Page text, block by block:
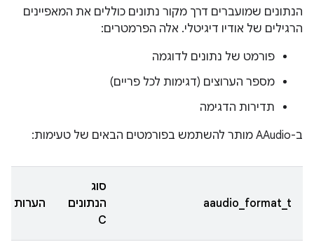
הנתונים שמועברים דרך מקור נתונים כוללים את המאפיינים
הרגילים של אודיו דיגיטלי. אלה הפרמטרים:
פורמט של נתונים לדוגמה
מספר הערוצים (דגימות לכל פריים)
תדירות הדגימה
ב-AAudio מותר להשתמש בפורמטים הבאים של טעימות:
aaudio_format_t
סוג
הנתונים
C
הערות